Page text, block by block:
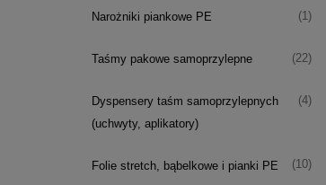
Narożniki piankowe PE (1)
Taśmy pakowe samoprzylepne (22)
Dyspensery taśm samoprzylepnych
(uchwyty, aplikatory)
(4)
Folie stretch, bąbelkowe i pianki PE (10)